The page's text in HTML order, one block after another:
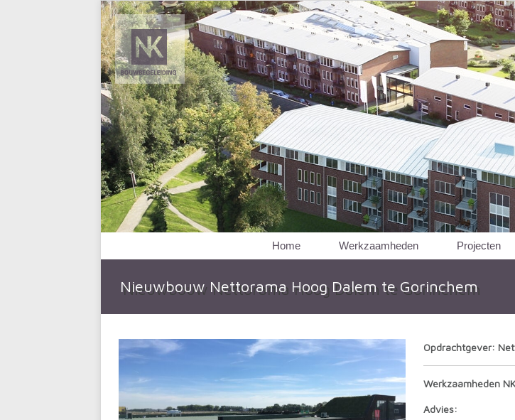
Home Werkzaamheden Projecten
Nieuwbouw Nettorama Hoog Dalem te Gorinchem
Opdrachtgever:
Werkzaamheden
Advies: